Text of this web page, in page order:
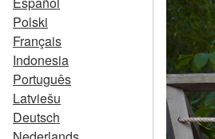
Polski
Français
Indonesia
Português
Latviešu
Deutsch